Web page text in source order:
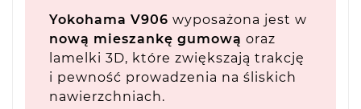
Yokohama V906 wyposażona jest w
nową mieszankę gumową oraz
lamelki 3D, które zwiększają trakcję
i pewność prowadzenia na śliskich
nawierzchniach.